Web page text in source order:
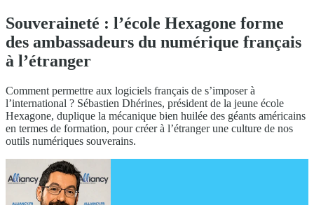
Souveraineté : l’école Hexagone forme
des ambassadeurs du numérique français
à l’étranger
Comment permettre aux logiciels français de s’imposer à
l’international ? Sébastien Dhérines, président de la jeune école
Hexagone, duplique la mécanique bien huilée des géants américains
en termes de formation, pour créer à l’étranger une culture de nos
outils numériques souverains.